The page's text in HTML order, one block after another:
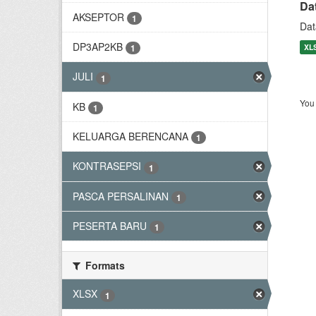
AKSEPTOR 1
DP3AP2KB 1
JULI 1
KB 1
KELUARGA BERENCANA 1
KONTRASEPSI 1
PASCA PERSALINAN 1
PESERTA BARU 1
Formats
XLSX
1